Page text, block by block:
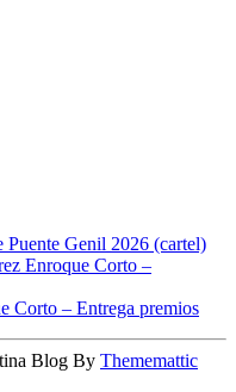
Puente Genil 2026 (cartel)
Enroque Corto –
Corto – Entrega premios
Blog By Thememattic